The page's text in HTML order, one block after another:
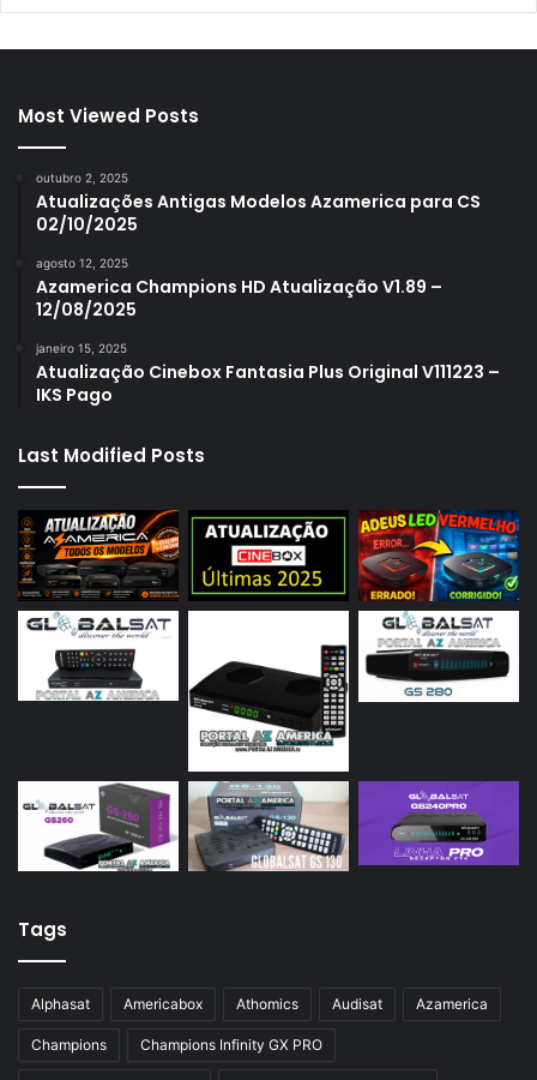
Most Viewed Posts
outubro 2, 2025
Atualizações Antigas Modelos Azamerica para CS
02/10/2025
agosto 12, 2025
Azamerica Champions HD Atualização V1.89 –
12/08/2025
janeiro 15, 2025
Atualização Cinebox Fantasia Plus Original V111223 –
IKS Pago
Last Modified Posts
Tags
Alphasat Americabox Athomics Audisat Azamerica
Champions Champions Infinity GX PRO